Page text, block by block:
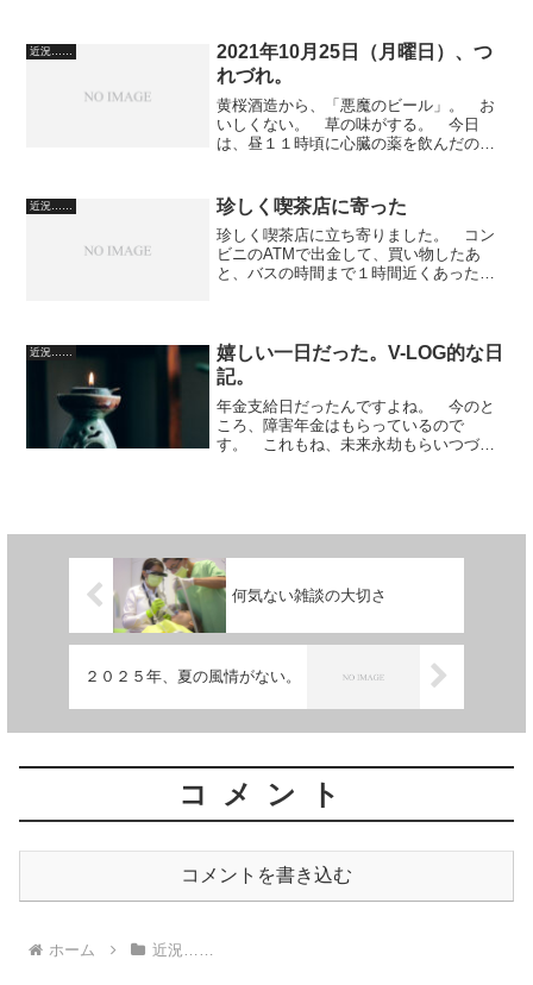
す。 検査も受けるつもりなので、もう
一つの病気にかかっていた...
近況……
2021年10月25日（月曜日）、つ
れづれ。
黄桜酒造から、「悪魔のビール」。 お
いしくない。 草の味がする。 今日
は、昼１１時頃に心臓の薬を飲んだのか
だ。 二回飲んでいたとすると、かなり
問題だそうだ。 イグザレルト...
近況…… 珍しく喫茶店に寄った
珍しく喫茶店に立ち寄りました。 コン
ビニのATMで出金して、買い物したあ
と、バスの時間まで１時間近くあったの
い。 女性同士の二組のお客...
近況……
嬉しい一日だった。V-LOG的な日
記。
年金支給日だったんですよね。 今のと
ころ、障害年金はもらっているので
す。 これもね、未来永劫もらいつづけ
何気ない雑談の大切さ
２０２５年、夏の風情がない。
コメント
コメントを書き込む
ホーム 近況……